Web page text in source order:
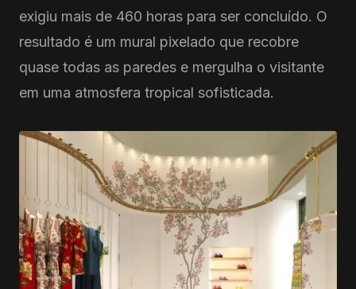
exigiu mais de 460 horas para ser concluído. O
resultado é um mural pixelado que recobre
quase todas as paredes e mergulha o visitante
em uma atmosfera tropical sofisticada.